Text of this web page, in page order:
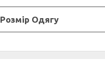
Розмір Одягу